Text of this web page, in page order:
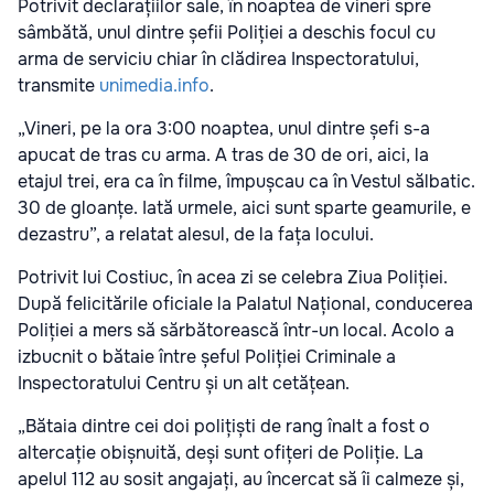
Potrivit declarațiilor sale, în noaptea de vineri spre
sâmbătă, unul dintre șefii Poliției a deschis focul cu
arma de serviciu chiar în clădirea Inspectoratului,
transmite unimedia.info.
„Vineri, pe la ora 3:00 noaptea, unul dintre șefi s-a
apucat de tras cu arma. A tras de 30 de ori, aici, la
etajul trei, era ca în filme, împușcau ca în Vestul sălbatic.
30 de gloanțe. Iată urmele, aici sunt sparte geamurile, e
dezastru”, a relatat alesul, de la fața locului.
Potrivit lui Costiuc, în acea zi se celebra Ziua Poliției.
După felicitările oficiale la Palatul Național, conducerea
Poliției a mers să sărbătorească într-un local. Acolo a
izbucnit o bătaie între șeful Poliției Criminale a
Inspectoratului Centru și un alt cetățean.
„Bătaia dintre cei doi polițiști de rang înalt a fost o
altercație obișnuită, deși sunt ofițeri de Poliție. La
apelul 112 au sosit angajați, au încercat să îi calmeze și,